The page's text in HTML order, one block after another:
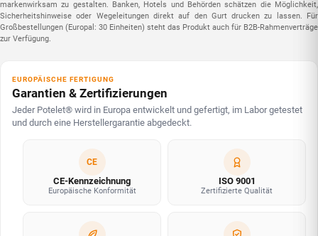
markenwirksam zu gestalten. Banken, Hotels und Behörden schätzen die Möglichkeit,
Sicherheitshinweise oder Wegeleitungen direkt auf den Gurt drucken zu lassen. Für
Großbestellungen (Europal: 30 Einheiten) steht das Produkt auch für B2B-Rahmenverträge
zur Verfügung.
EUROPÄISCHE FERTIGUNG
Garantien & Zertifizierungen
Jeder Potelet® wird in Europa entwickelt und gefertigt, im Labor getestet
und durch eine Herstellergarantie abgedeckt.
CE
CE-Kennzeichnung
Europäische Konformität
ISO 9001
Zertifizierte Qualität